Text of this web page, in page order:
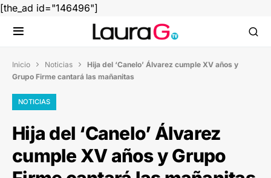
[the_ad id="146496"]
Inicio  Noticias  Hija del ‘Canelo’ Álvarez cumple XV años y
Grupo Firme cantará las mañanitas
NOTICIAS
Hija del ‘Canelo’ Álvarez
cumple XV años y Grupo